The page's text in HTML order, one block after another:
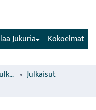
Kokoelmat
Jukuria
Luonnonvarakeskuksen julkaisut
Julkaisut